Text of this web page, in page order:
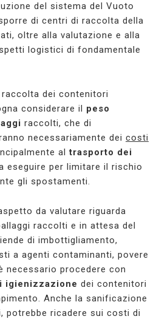
del sistema del Vuoto
di centri di raccolta della
oltre alla valutazione e alla
logistici di fondamentale
dei contenitori
considerare il peso
raccolti, che di
necessariamente dei costi
altrasporto dei
eseguire per limitare il rischio
gli spostamenti.
da valutare riguarda
raccolti e in attesa del
di imbottigliamento,
a agenti contaminanti, povere
necessario procedere con
igienizzazione dei contenitori
Anche la sanificazione
potrebbe ricadere sui costi di